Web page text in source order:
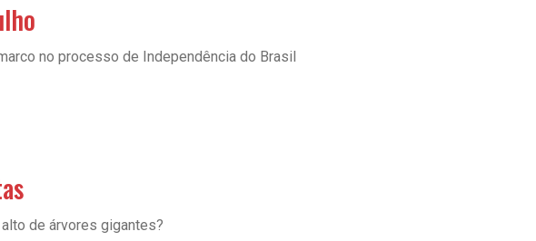
no processo de Independência do Brasil
de árvores gigantes?